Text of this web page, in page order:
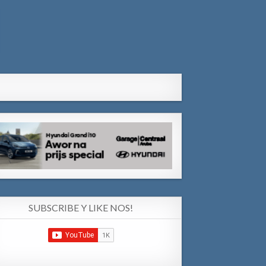
SUBSCRIBE Y LIKE NOS!